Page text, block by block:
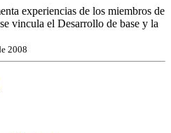
experiencias de los miembros de
vincula el Desarrollo de base y la
2008